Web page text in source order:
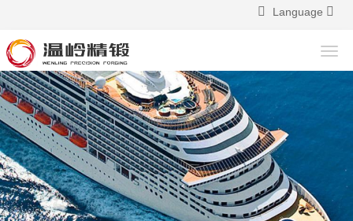
Language